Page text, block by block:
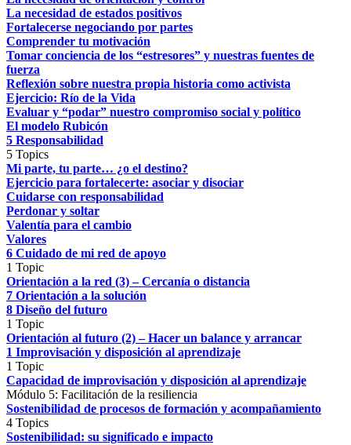
La necesidad de estados positivos
Fortalecerse negociando por partes
Comprender tu motivación
Tomar conciencia de los “estresores” y nuestras fuentes de
fuerza
Reflexión sobre nuestra propia historia como activista
Ejercicio: Río de la Vida
Evaluar y “podar” nuestro compromiso social y político
El modelo Rubicón
5 Responsabilidad
5 Topics
Mi parte, tu parte… ¿o el destino?
Ejercicio para fortalecerte: asociar y disociar
Cuidarse con responsabilidad
Perdonar y soltar
Valentía para el cambio
Valores
6 Cuidado de mi red de apoyo
1 Topic
Orientación a la red (3) – Cercanía o distancia
7 Orientación a la solución
8 Diseño del futuro
1 Topic
Orientación al futuro (2) – Hacer un balance y arrancar
1 Improvisación y disposición al aprendizaje
1 Topic
Capacidad de improvisación y disposición al aprendizaje
Módulo 5: Facilitación de la resiliencia
Sostenibilidad de procesos de formación y acompañamiento
4 Topics
Sostenibilidad: su significado e impacto